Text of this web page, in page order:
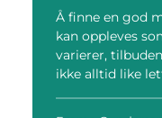
Å finne en god
kan oppleves
varierer,
ikke alltid like